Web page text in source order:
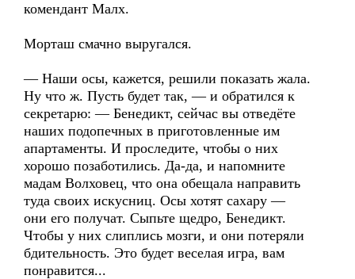
комендант Малх.
Морташ смачно выругался.
— Наши осы, кажется, решили показать жала.
Ну что ж. Пусть будет так, — и обратился к
секретарю: — Бенедикт, сейчас вы отведёте
наших подопечных в приготовленные им
апартаменты. И проследите, чтобы о них
хорошо позаботились. Да-да, и напомните
мадам Волховец, что она обещала направить
туда своих искусниц. Осы хотят сахару —
они его получат. Сыпьте щедро, Бенедикт.
Чтобы у них слиплись мозги, и они потеряли
бдительность. Это будет веселая игра, вам
понравится...